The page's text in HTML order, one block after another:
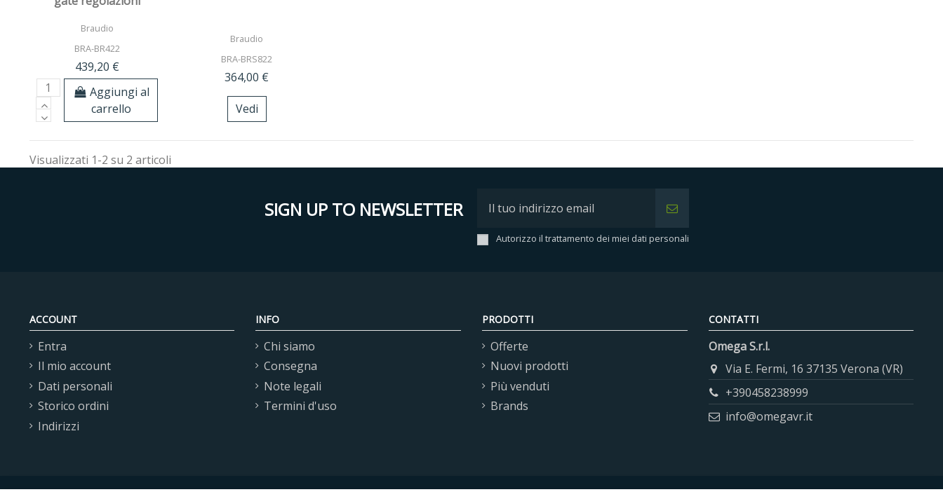
rec
Braudio
BRA-BR422
439,20 €
Aggiungi al
carrello
Braudio
BRA-BRS822
364,00 €
Vedi
Visualizzati 1-2 su 2 articoli
SIGN UP TO NEWSLETTER
Autorizzo il trattamento dei miei dati personali
ACCOUNT
Entra
Il mio account
Dati personali
Storico ordini
Indirizzi
INFO
Chi siamo
Consegna
Note legali
Termini d'uso
PRODOTTI
Offerte
Nuovi prodotti
Più venduti
Brands
CONTATTI
Omega S.r.l.
Via E. Fermi, 16 37135 Verona (VR)
+390458238999
info@omegavr.it